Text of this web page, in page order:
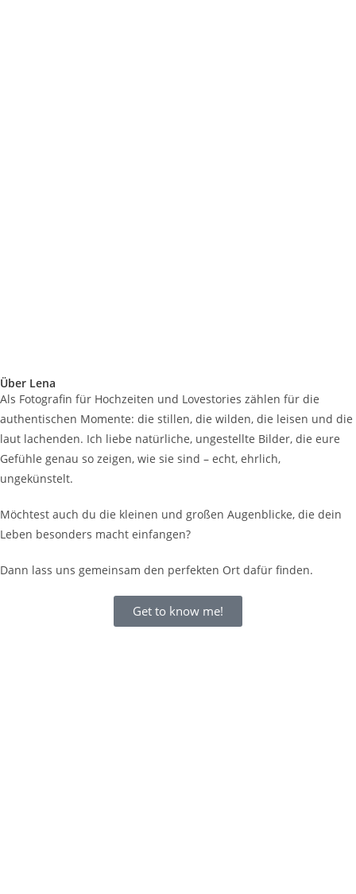
Über Lena
Als Fotografin für Hochzeiten und Lovestories zählen für die
authentischen Momente: die stillen, die wilden, die leisen und die
laut lachenden. Ich liebe natürliche, ungestellte Bilder, die eure
Gefühle genau so zeigen, wie sie sind – echt, ehrlich,
ungekünstelt.
Möchtest auch du die kleinen und großen Augenblicke, die dein
Leben besonders macht einfangen?
Dann lass uns gemeinsam den perfekten Ort dafür finden.
Get to know me!